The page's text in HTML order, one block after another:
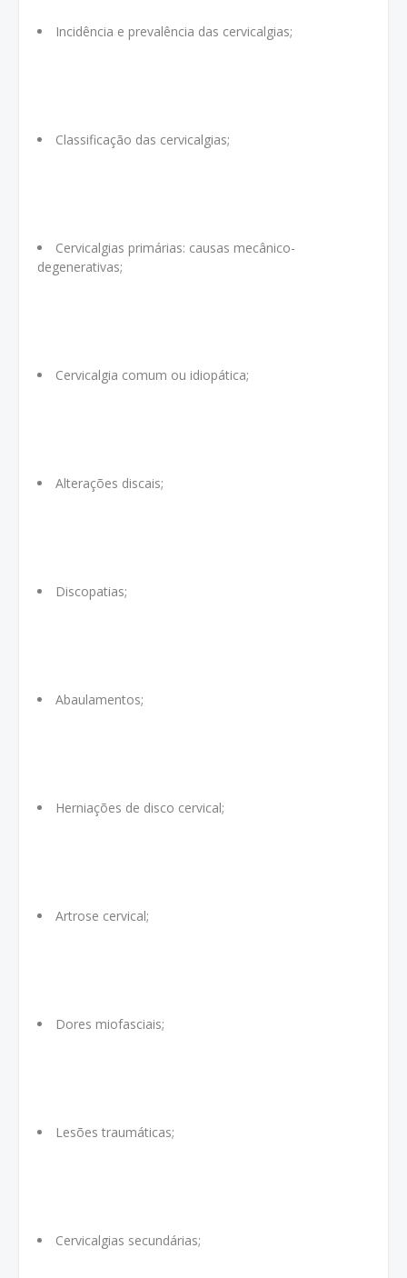
Incidência e prevalência das cervicalgias;
Classificação das cervicalgias;
Cervicalgias primárias: causas mecânico-
degenerativas;
Cervicalgia comum ou idiopática;
Alterações discais;
Discopatias;
Abaulamentos;
Herniações de disco cervical;
Artrose cervical;
Dores miofasciais;
Lesões traumáticas;
Cervicalgias secundárias;